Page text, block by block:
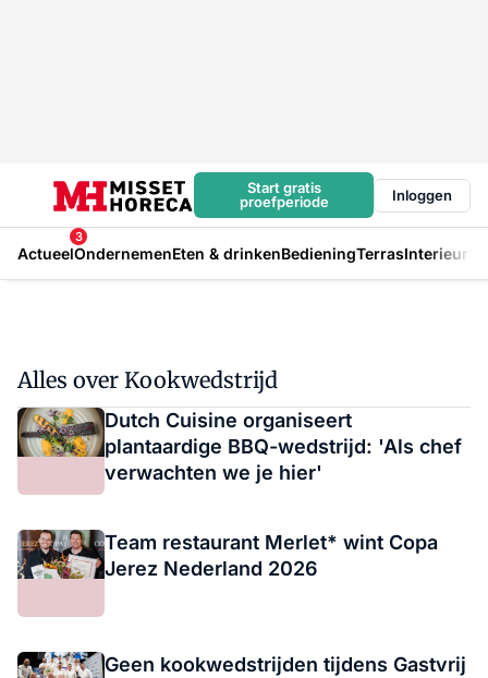
Start gratis
proefperiode
Inloggen
Actueel
3
OndernemenEten & drinkenBedieningTerrasInterieur
Alles over Kookwedstrijd
Dutch Cuisine organiseert
plantaardige BBQ-wedstrijd: 'Als chef
verwachten we je hier'
Team restaurant Merlet* wint Copa
Jerez Nederland 2026
Geen kookwedstrijden tijdens Gastvrij